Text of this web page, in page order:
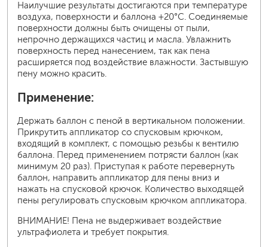
Наилучшие результаты достигаются при температуре
воздуха, поверхности и баллона +20°С. Соединяемые
поверхности должны быть очищены от пыли,
непрочно держащихся частиц и масла. Увлажнить
поверхность перед нанесением, так как пена
расширяется под воздействие влажности. Застывшую
пену можно красить.
Применение:
Держать баллон с пеной в вертикальном положении.
Прикрутить аппликатор со спусковым крючком,
входящий в комплект, с помощью резьбы к вентилю
баллона. Перед применением потрясти баллон (как
минимум 20 раз). Приступая к работе перевернуть
баллон, направить аппликатор для пены вниз и
нажать на спусковой крючок. Количество выходящей
пены регулировать спусковым крючком аппликатора.
ВНИМАНИЕ! Пена не выдерживает воздействие
ультрафиолета и требует покрытия.